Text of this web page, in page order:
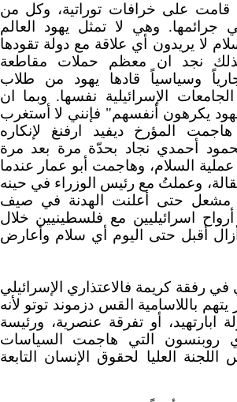
قامت على خرافات توراتية، وكل من
جرائمها. وهي لا تمثل يهود العالم
لا يريدون أي علاقة مع دولة تقودها
نجد ان معظم حملات مقاطعة
وسياسياً قادها يهود من طلاب
الإسرائيلية نفسها. وبما ان
يكرهون أنفسهم" فإنني لا أستغرب
المؤرخ ديفيد ارفنغ لإنكاره
أحمدي نجاد بحدّة مرة بعد مرة
السلام، وهاجمت أبو عمار عندما
وعملتُ مع رئيس الوزراء في حينه
مشعل حتى أعلنت الهدنة في صيف
أرواح اسرائيليين مع فلسطينيين خلال
أزال أقبل حتى اليوم أي سلام وأعارض
في رفقة كريمة فالاعتذاري الإسرائيلي
يتهم باللاسامية القس دزموند توتو لأنه
ابارتهيد، أو تفرقة عنصرية، ورئيسة
روبنسون التي هاجمت السياسات
اللجنة العليا لحقوق الإنسان التابعة